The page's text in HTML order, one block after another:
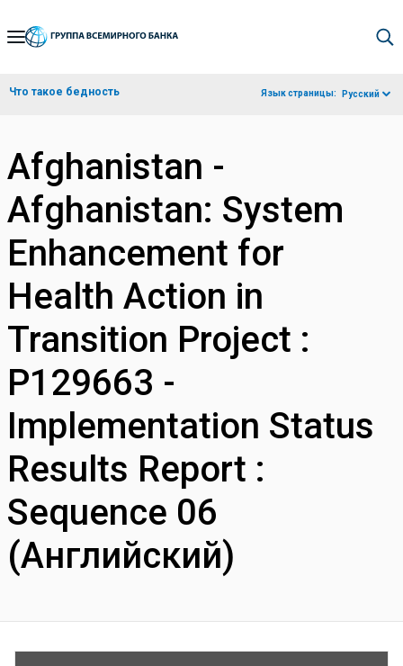
Skip
Navigation
Что такое бедность Язык страницы: Русский
Afghanistan -
Afghanistan: System
Enhancement for
Health Action in
Transition Project :
P129663 -
Implementation Status
Results Report :
Sequence 06
(Английский)